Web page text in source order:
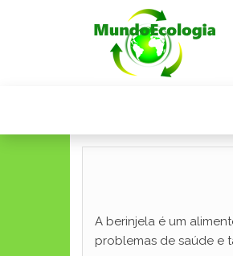
A berinjela é um
problemas de saúde e